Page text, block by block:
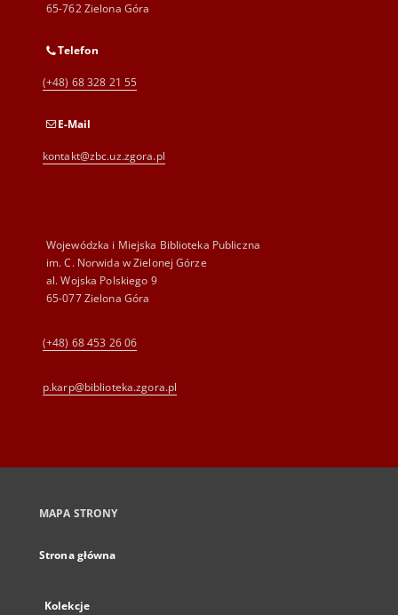
65-762 Zielona Góra
Telefon
(+48) 68 328 21 55
E-Mail
kontakt@zbc.uz.zgora.pl
Wojewódzka i Miejska Biblioteka Publiczna
im. C. Norwida w Zielonej Górze
al. Wojska Polskiego 9
65-077 Zielona Góra
(+48) 68 453 26 06
p.karp@biblioteka.zgora.pl
MAPA STRONY
Strona główna
Kolekcje